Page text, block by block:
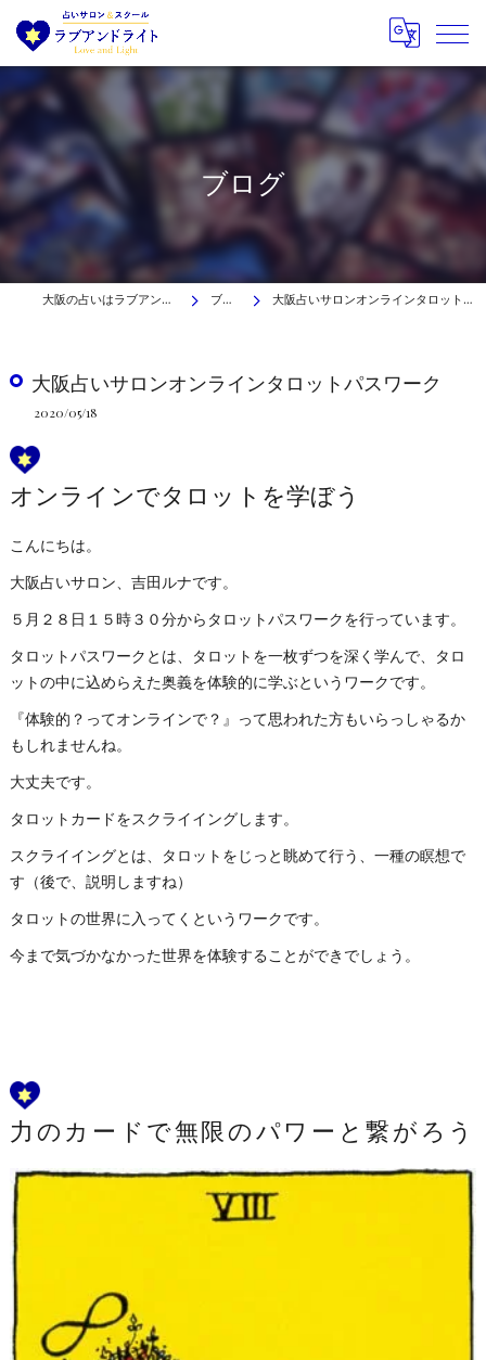
ブログ
大阪の占いはラブアンドライト ブログ 大阪占いサロンオンラインタロットパスワーク
大阪占いサロンオンラインタロットパスワーク
2020/05/18
オンラインでタロットを学ぼう
こんにちは。
大阪占いサロン、吉田ルナです。
５月２８日１５時３０分からタロットパスワークを行っています。
タロットパスワークとは、タロットを一枚ずつを深く学んで、タロ
ットの中に込めらえた奥義を体験的に学ぶというワークです。
『体験的？ってオンラインで？』って思われた方もいらっしゃるか
もしれませんね。
大丈夫です。
タロットカードをスクライイングします。
スクライイングとは、タロットをじっと眺めて行う、一種の瞑想で
す（後で、説明しますね）
タロットの世界に入ってくというワークです。
今まで気づかなかった世界を体験することができでしょう。
力のカードで無限のパワーと繋がろう